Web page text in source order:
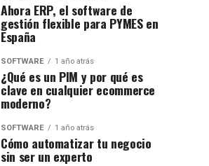
Ahora ERP, el software de
gestión flexible para PYMES en
España
SOFTWARE 1 año atrás
¿Qué es un PIM y por qué es
clave en cualquier ecommerce
moderno?
SOFTWARE 1 año atrás
Cómo automatizar tu negocio
sin ser un experto